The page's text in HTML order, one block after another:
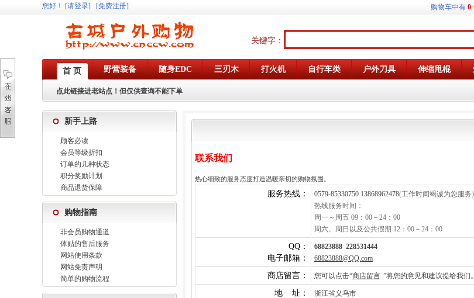
您好 ！ [请登录] [免费注册] 购物车中有 0
关键字：
首 页 野营装备 随身EDC 三刃木 打火机 自行车类 户外刀具 伸缩甩棍
点此链接进老站点！但仅供查询不能下单
新手上路
顾客必读
会员等级折扣
订单的几种状态
积分奖励计划
商品退货保障
购物指南
非会员购物通道
体贴的售后服务
网站使用条款
网站免责声明
简单的购物流程
联系我们
热心细致的服务态度打造温暖亲切的购物氛围。
服务热线： 0579-85330750 13868962478(工作时间竭诚为您服务)
热线服务时间：
周一～周五 09：00－24：00
周六、周日以及公共假期 12：00－24：00
QQ：
电子邮箱：
68823888 228531444
68823888@QQ.com
商店留言： 您可以点击“商店留言 ”将您的意见和建议提给我们。
地 址： 浙江省义乌市